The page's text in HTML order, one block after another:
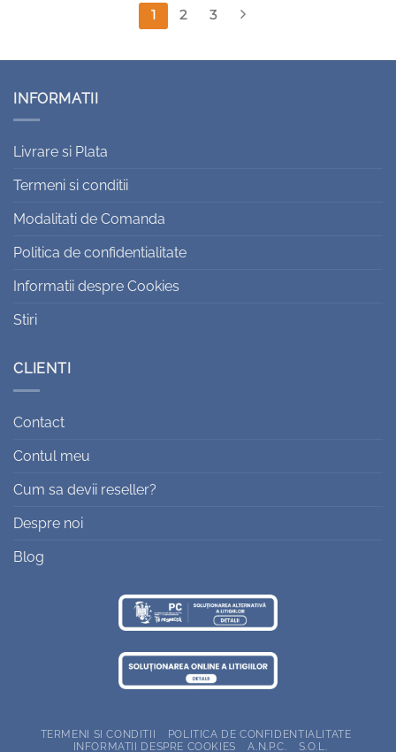
1 2 3
INFORMATII
Livrare si Plata
Termeni si conditii
Modalitati de Comanda
Politica de confidentialitate
Informatii despre Cookies
Stiri
CLIENTI
Contact
Contul meu
Cum sa devii reseller?
Despre noi
Blog
TERMENI SI CONDITII
POLITICA DE CONFIDENTIALITATE
INFORMATII DESPRE COOKIES
A.N.P.C. S.O.L.